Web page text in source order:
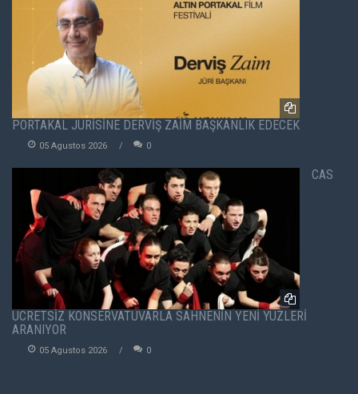
PORTAKAL JÜRİSİNE DERVİŞ ZAİM BAŞKANLIK EDECEK
05 Agustos 2026 0
CAS
ÜCRETSİZ KONSERVATUVARLA SAHNENİN YENİ YÜZLERİ
ARANIYOR
05 Agustos 2026 0